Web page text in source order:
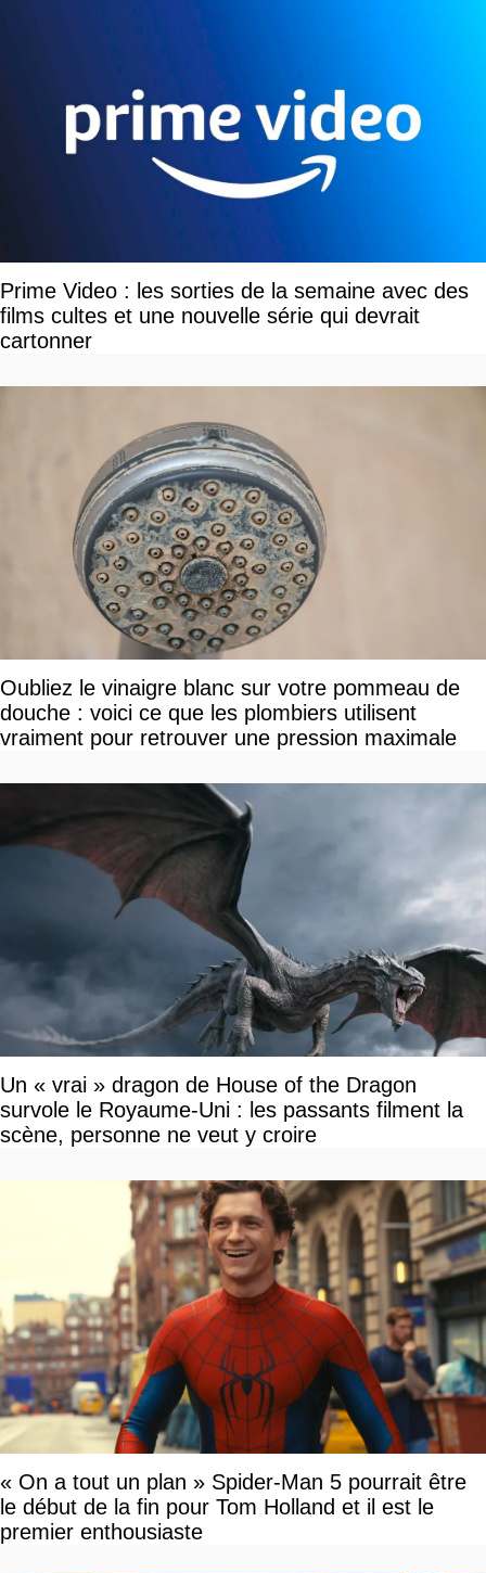
Prime Video : les sorties de la semaine avec des
films cultes et une nouvelle série qui devrait
cartonner
Oubliez le vinaigre blanc sur votre pommeau de
douche : voici ce que les plombiers utilisent
vraiment pour retrouver une pression maximale
Un « vrai » dragon de House of the Dragon
survole le Royaume-Uni : les passants filment la
scène, personne ne veut y croire
« On a tout un plan » Spider-Man 5 pourrait être
le début de la fin pour Tom Holland et il est le
premier enthousiaste